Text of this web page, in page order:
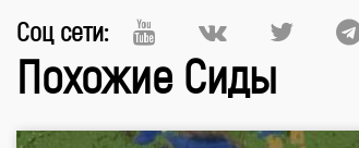
Соц сети:
Похожие Сиды